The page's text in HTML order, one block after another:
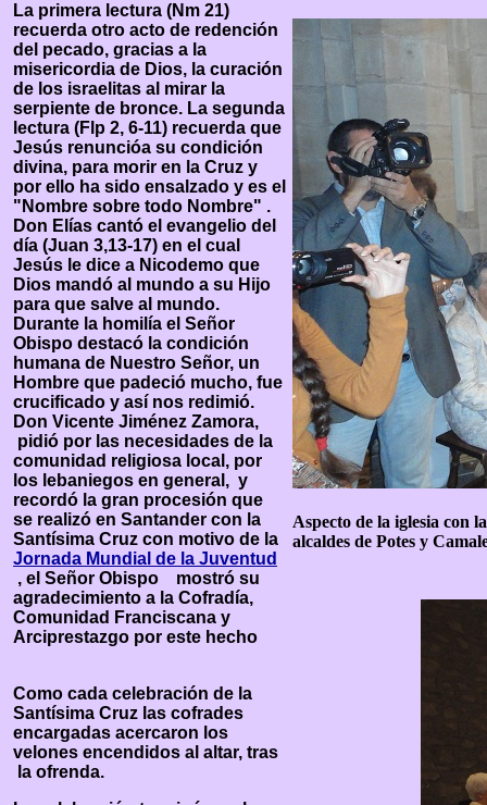
La primera lectura (Nm 21)
recuerda otro acto de redención
del pecado, gracias a la
misericordia de Dios, la curación
de los israelitas al mirar la
serpiente de bronce. La segunda
lectura (Flp 2, 6-11) recuerda que
Jesús renuncióa su condición
divina, para morir en la Cruz y
por ello ha sido ensalzado y es el
"Nombre sobre todo Nombre" .
Don Elías cantó el evangelio del
día (Juan 3,13-17) en el cual
Jesús le dice a Nicodemo que
Dios mandó al mundo a su Hijo
para que salve al mundo.
Durante la homilía el Señor
Obispo destacó la condición
humana de Nuestro Señor, un
Hombre que padeció mucho, fue
crucificado y así nos redimió.
Don Vicente Jiménez Zamora,
pidió por las necesidades de la
comunidad religiosa local, por
los lebaniegos en general, y
recordó la gran procesión que
se realizó en Santander con la
Santísima Cruz con motivo de la
Jornada Mundial de la Juventud
, el Señor Obispo mostró su
agradecimiento a la Cofradía,
Comunidad Franciscana y
Arciprestazgo por este hecho
Como cada celebración de la
Santísima Cruz las cofrades
encargadas acercaron los
velones encendidos al altar, tras
la ofrenda.
Aspecto de la iglesia con
alcaldes de Potes y